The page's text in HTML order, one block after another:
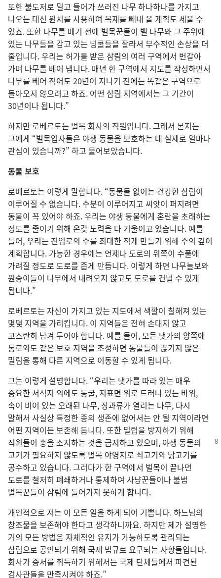
또한 불도저로 밀고 들어가 쓰러진 나무 하나하나를 가지고
나오는 대신 윈치를 사용하여 목재를 빼내 올 계획도 세울 수
있죠. 또한 나무를 베기 전에 벌목꾼들이 벨 나무와 그 주위에
있는 나무들을 감고 있는 넝쿨들을 잘라서 부수적인 손상을 더
줄입니다. 우리는 허가를 받은 삼림의 여러 구역에서 번갈아
가며 나무를 베어 냅니다. 매년 한 구역에서 지도를 작성하면서
나무를 베어 적어도 20년이 지나기 전에는 똑같은 구역으로
돌아오지 않으려고 하죠. 어떤 삼림 지역에서는 그 기간이
30년이나 됩니다.”
하지만 로베르토는 벌목 회사의 직원입니다. 그래서 본지는
그에게 “벌목업자들은 야생 동물을 보호하는 데 실제로 얼마나
관심이 있습니까?” 하고 물어보았습니다.
동물 보호
로베르토는 이렇게 말합니다. “동물들 없이는 건강한 삼림이
이루어질 수 없습니다. 수분이 이루어지고 씨앗이 퍼지려면
동물이 꼭 있어야 하죠. 우리는 야생 동물에게 혼란을 초래하는
정도를 줄이기 위해 온갖 노력을 다 기울이고 있습니다. 예를
들어, 우리는 진입로의 수를 최대한 적게 만들기 위해 주의 깊이
계획합니다. 가능한 경우에는 언제나 도로의 위쪽이 수풀에
가려질 정도로 도로를 좁게 만듭니다. 이렇게 하면 나무늘보와
원숭이들이 나무에서 내려오지 않고도 도로를 건널 수 있게
됩니다.”
로베르토는 자신이 가지고 있는 지도에서 색깔이 칠해져 있는
몇몇 지역을 가리킵니다. 이 지역들은 전혀 손대지 않고
고스란히 남겨 두어야 합니다. 예를 들어, 모든 냇가의 양쪽에
통로와도 같은 보호 지역을 조성하면 동물들이 끊기지 않은
밀림을 통해 다른 지역으로 이동할 수 있게 됩니다.
그는 이렇게 설명합니다. “우리는 냇가를 따라 있는 매우
중요한 서식지 외에도 동굴, 지표면 위로 드러나 있는 바위,
속이 비어 있는 오래된 나무, 장과류가 열리는 나무, 다시
말해서 사실상 특정한 종의 생존에 없어서는 안 될 지역이라면
어떤 지역이든 보존해 둡니다. 또한 밀렵을 방지하기 위해
직원들이 총을 소지하는 것을 금지하고 있으며, 야생 동물의
고기가 필요하지 않도록 벌목 야영지로 쇠고기와 닭고기를
공수하고 있습니다. 그러다가 한 구역에서 벌목이 끝나면
도로를 철저히 폐쇄하거나 통제하여 사냥꾼들이나 불법
벌목꾼들이 삼림에 들어가지 못하게 합니다.
개인적으로 저는 이 모든 일을 하게 되어 기쁩니다. 하느님의
창조물을 보존해야 한다고 생각하니까요. 하지만 제가 설명한
거의 모든 방법은 자체적인 유지가 가능하도록 관리되는
삼림으로 공인되기 위해 국제 법규로 요구되는 사항들입니다.
회사가 증서를 취득하기 위해서는 국제 단체들에서 파견된
검사관들을 만족시켜야 하죠.”